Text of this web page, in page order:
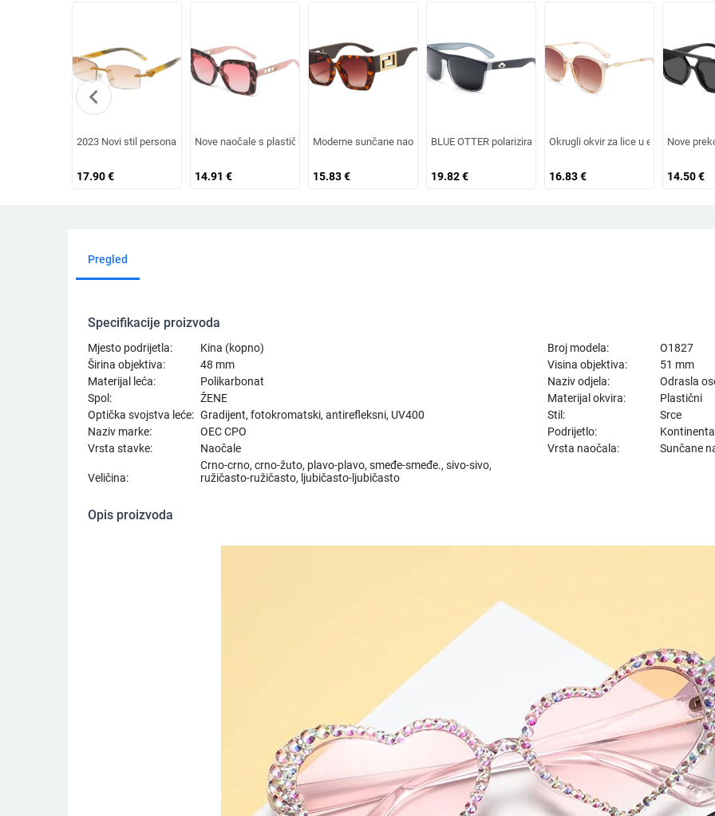
2023 Novi stil personaliziranih sunčanih naočala s dijamantnim umetkom, moderne i četvrtaste naočale s dijamantnim rezom, hip hop
17.90€
Nove naočale s plastičnim okvirom, europski i američki modni trendovi s velikim okvirom, sunčane naočale za
14.91 €
Moderne sunčane naočale velikih dimenzija u europskom i američkom stilu, ženske
15.83€
BLUE OTTER polarizirane sunčane naočale, sunčane naočale
19.82€
Okrugli okvir za lice u europskom i
16.83€
Nove
14.50€
chevron_left
Pregled
Specifikacije proizvoda
Mjesto podrijetla: Kina (kopno) Broj modela:
O1827
Širina objektiva:
48 mm Visina objektiva:
51 mm
Materijal leća:
Polikarbonat Naziv odjela:
Odrasla
Spol:
ŽENE Materijal okvira:
Plastični
Optička svojstva leće: Gradijent, fotokromatski, antirefleksni, UV400 Stil:
Srce
Naziv marke:
OEC CPO Podrijetlo:
Vrsta stavke:
Naočale Vrsta naočala: Sunčane
Veličina:
Crno-crno, crno-žuto, plavo-plavo, smeđe-smeđe., sivo-sivo,
ružičasto-ružičasto, ljubičasto-ljubičasto
Opis proizvoda